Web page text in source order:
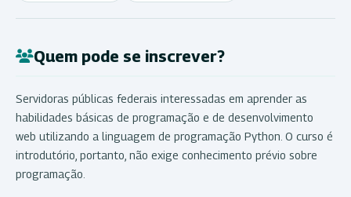
Quem pode se inscrever?
Servidoras públicas federais interessadas em aprender as
habilidades básicas de programação e de desenvolvimento
web utilizando a linguagem de programação Python. O curso é
introdutório, portanto, não exige conhecimento prévio sobre
programação.